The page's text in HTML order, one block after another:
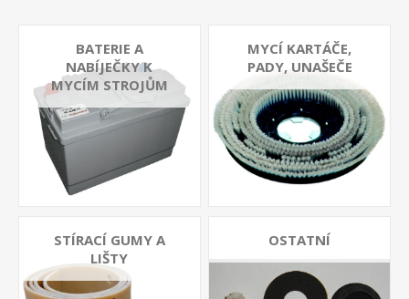
BATERIE A
NABÍJEČKY K
MYCÍM STROJŮM
MYCÍ KARTÁČE,
PADY, UNAŠEČE
STÍRACÍ GUMY A
LIŠTY
OSTATNÍ